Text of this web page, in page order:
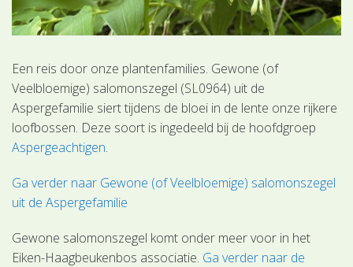
Een reis door onze plantenfamilies. Gewone (of
Veelbloemige) salomonszegel (SL0964) uit de
Aspergefamilie siert tijdens de bloei in de lente onze rijkere
loofbossen. Deze soort is ingedeeld bij de hoofdgroep
Aspergeachtigen.
Ga verder naar Gewone (of Veelbloemige) salomonszegel
uit de Aspergefamilie
Gewone salomonszegel komt onder meer voor in het
Eiken-Haagbeukenbos associatie. Ga verder naar de